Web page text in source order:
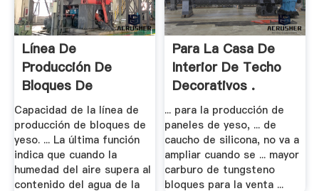
Línea De
Producción De
Bloques De
Yeso,Máquina .
Capacidad de la línea de
producción de bloques de
yeso. ... La última función
indica que cuando la
humedad del aire supera al
contenido del agua de la
Para La Casa De
Interior De Techo
Decorativos .
... para la producción de
paneles de yeso, ... de
caucho de silicona, no va a
ampliar cuando se ... mayor
carburo de tungsteno
bloques para la venta ...